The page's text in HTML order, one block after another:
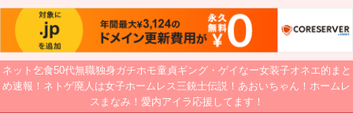
ネット乞食50代無職独身ガチホモ童貞ギング・ゲイなー女装子オネエ的まと
め速報！ネトゲ廃人は女子ホームレス三銃士伝説！あおいちゃん！ホームレ
スまなみ！愛内アイラ応援してます！